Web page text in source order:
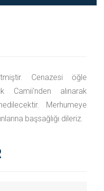
Cenazesi öğle
Camii'nden alınarak
Merhumeye
başsağlığı dileriz.